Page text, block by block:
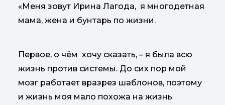
«Меня зовут Ирина Лагода, я многодетная
мама, жена и бунтарь по жизни.
Первое, о чём хочу сказать, – я была всю
жизнь против системы. До сих пор мой
мозг работает вразрез шаблонов, поэтому
и жизнь моя мало похожа на жизнь